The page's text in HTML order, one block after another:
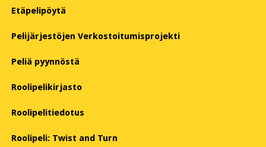
Etäpelipöytä
Pelijärjestöjen Verkostoitumisprojekti
Peliä pyynnöstä
Roolipelikirjasto
Roolipelitiedotus
Roolipeli: Twist and Turn